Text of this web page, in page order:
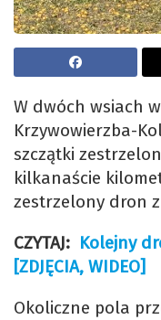
W dwóch wsiach
Krzywowierzba-
szczątki
kilkanaście
zestrzelony dron
CZYTAJ: Kolejny
[ZDJĘCIA, WIDEO]
Okoliczne pola